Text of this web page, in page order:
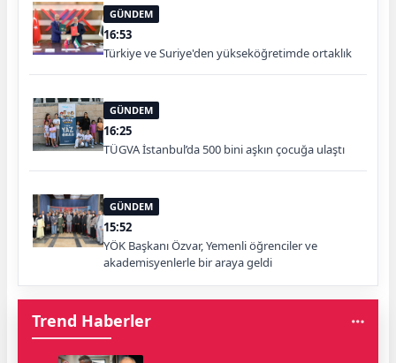
GÜNDEM
16:53
Türkiye ve Suriye'den yükseköğretimde ortaklık
GÜNDEM
16:25
TÜGVA İstanbul’da 500 bini aşkın çocuğa ulaştı
GÜNDEM
15:52
YÖK Başkanı Özvar, Yemenli öğrenciler ve
akademisyenlerle bir araya geldi
Trend Haberler